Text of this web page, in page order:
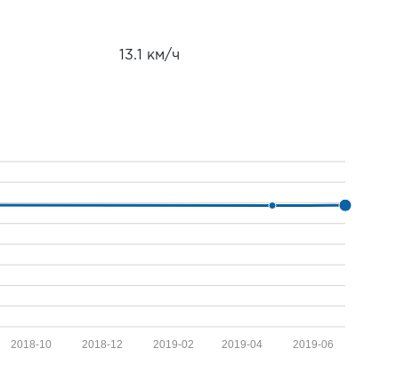
13.1 км/ч
2019-06
2019-04
2019-02
2018-12
2018-10